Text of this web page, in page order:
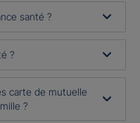
santé ?
?
carte de mutuelle
?